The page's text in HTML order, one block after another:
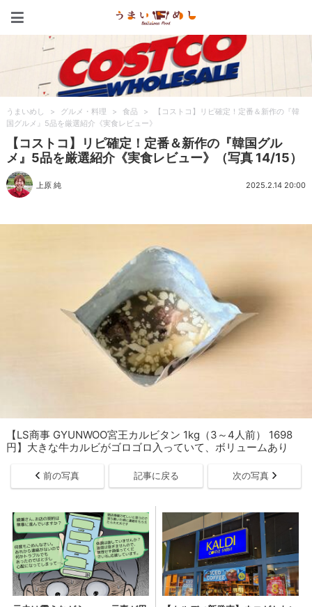
うまいめし > グルメ・料理 > 食品 >
【コストコ】リピ確定！定番＆新作の『韓
国グルメ』5品を厳選紹介《実食レビュー》
【コストコ】リピ確定！定番＆新作の『韓国グル
メ』5品を厳選紹介《実食レビュー》（写真 14/15）
上原 純 2025.2.14 20:00
【LS商事 GYUNWOO宮王カルビタン 1kg（3～4人前） 1698
円】大きな牛カルビがゴロゴロ入っていて、ボリュームあり
前の写真 記事に戻る 次の写真